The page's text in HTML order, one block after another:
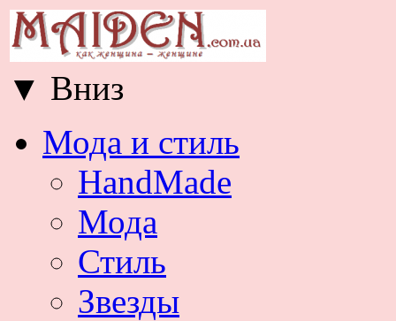
▼ Вниз
Мода и стиль
HandMade
Мода
Стиль
Звезды